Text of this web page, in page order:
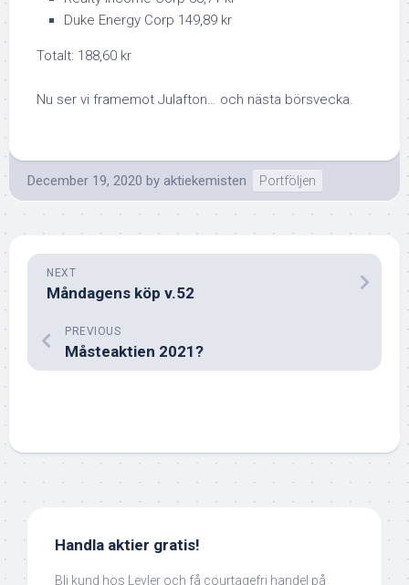
Duke Energy Corp 149,89 kr
Totalt: 188,60 kr
Nu ser vi framemot Julafton… och nästa börsvecka.
December 19, 2020 by aktiekemisten Portföljen
NEXT
Måndagens köp v.52
PREVIOUS
Måsteaktien 2021?
Handla aktier gratis!
Bli kund hos Levler och få courtagefri handel på